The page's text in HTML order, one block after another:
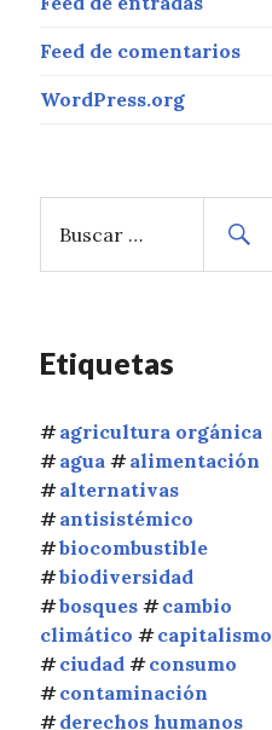
Feed de comentarios
WordPress.org
s
r
Etiquetas
agricultura orgánica
agua
alimentación
alternativas
antisistémico
biocombustible
biodiversidad
bosques
cambio
climático
capitalismo
ciudad
consumo
contaminación
derechos humanos